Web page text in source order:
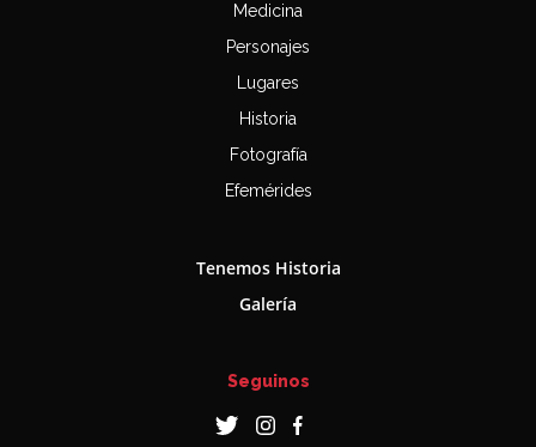
Medicina
Personajes
Lugares
Historia
Fotografía
Efemérides
Tenemos Historia
Galería
Seguinos